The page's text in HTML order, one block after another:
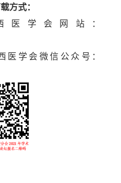
方式：
医学会网站：
会微信公众号：